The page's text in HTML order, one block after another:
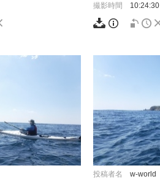
撮影時間
10:24:30
投稿者名
w-world